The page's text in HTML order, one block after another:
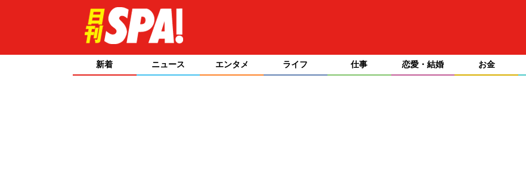
新着 ニュース エンタメ ライフ 仕事 恋愛・結婚 お金